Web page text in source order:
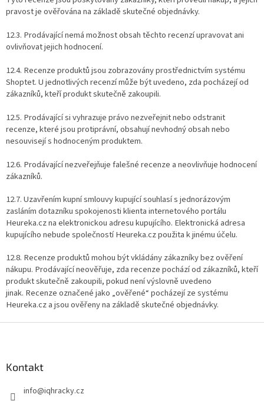
pravost je ověřována na základě skutečné objednávky.
12.3. Prodávající nemá možnost obsah těchto recenzí upravovat ani
ovlivňovat jejich hodnocení.
12.4. Recenze produktů jsou zobrazovány prostřednictvím systému
Shoptet. U jednotlivých recenzí může být uvedeno, zda pocházejí od
zákazníků, kteří produkt skutečně zakoupili.
12.5. Prodávající si vyhrazuje právo nezveřejnit nebo odstranit
recenze, které jsou protiprávní, obsahují nevhodný obsah nebo
nesouvisejí s hodnoceným produktem.
12.6. Prodávající nezveřejňuje falešné recenze a neovlivňuje hodnocení
zákazníků.
12.7. Uzavřením kupní smlouvy kupující souhlasí s jednorázovým
zasláním dotazníku spokojenosti klienta internetového portálu
Heureka.cz na elektronickou adresu kupujícího. Elektronická adresa
kupujícího nebude společností Heureka.cz použita k jinému účelu.
12.8. Recenze produktů mohou být vkládány zákazníky bez ověření
nákupu. Prodávající neověřuje, zda recenze pochází od zákazníků, kteří
produkt skutečně zakoupili, pokud není výslovně uvedeno
jinak. Recenze označené jako „ověřené“ pocházejí ze systému
Heureka.cz a jsou ověřeny na základě skutečné objednávky.
Kontakt
info@iqhracky.cz